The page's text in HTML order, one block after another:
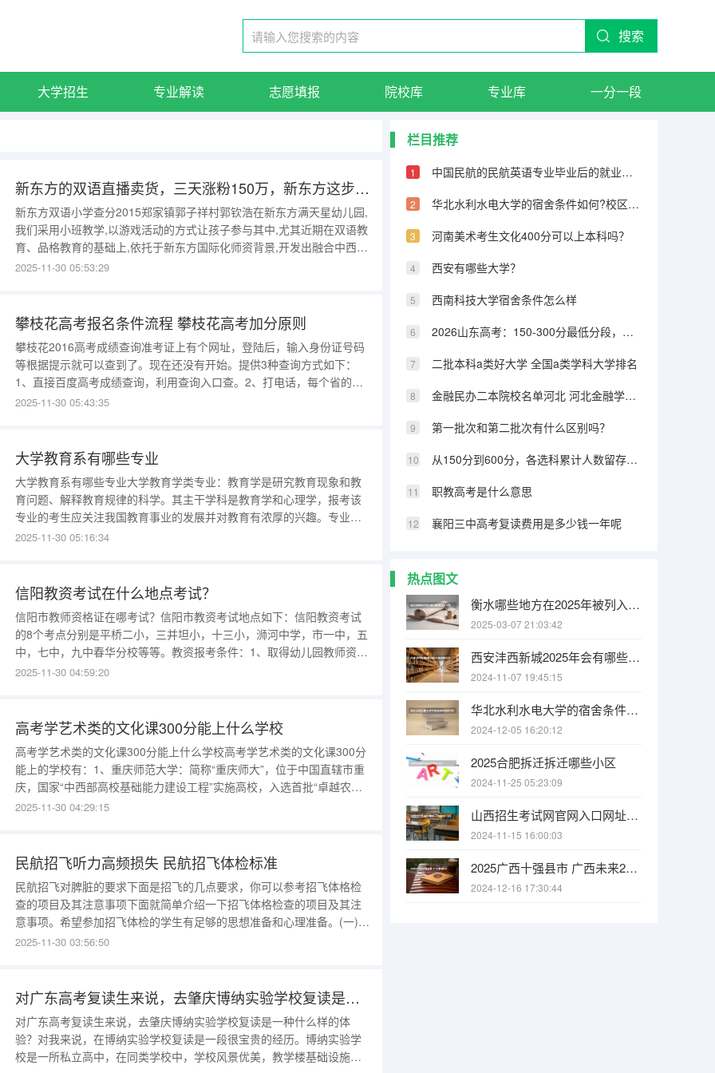
搜索
大学招生 专业解读 志愿填报 院校库 专业库 一分一段
新东方的双语直播卖货，三天涨粉150万，新东方这步路走对了吗？
新东方双语小学查分2015郑家镇郭子祥村郭钦浩在新东方满天星幼儿园,
我们采用小班教学,以游戏活动的方式让孩子参与其中,尤其近期在双语教
育、品格教育的基础上,依托于新东方国际化师资背景,开发出融合中西方
文化的绘本教学课程,让孩子们进行绘本表演,...新东方的双语直播卖货，
2025-11-30 05:53:29
攀枝花高考报名条件流程 攀枝花高考加分原则
攀枝花2016高考成绩查询准考证上有个网址，登陆后，输入身份证号码
等根据提示就可以查到了。现在还没有开始。提供3种查询方式如下：
1、直接百度高考成绩查询，利用查询入口查。2、打电话，每个省的电
话号码一般不同，但要收费3、准考证上有查询网址，登陆后用准考证查
2025-11-30 05:43:35
大学教育系有哪些专业
大学教育系有哪些专业大学教育学类专业：教育学是研究教育现象和教
育问题、解释教育规律的科学。其主干学科是教育学和心理学，报考该
专业的考生应关注我国教育事业的发展并对教育有浓厚的兴趣。专业及
代码根据教育部《普通高等学校本科专业目录（2020年版）》教育学类
2025-11-30 05:16:34
信阳教资考试在什么地点考试？
信阳市教师资格证在哪考试？信阳市教资考试地点如下：信阳教资考试
的8个考点分别是平桥二小，三并坦小，十三小，浉河中学，市一中，五
中，七中，九中春华分校等等。教资报考条件：1、取得幼儿园教师资
格，应当具备幼儿师范学校或大学专科毕业及其以上学历；2、取得小学
2025-11-30 04:59:20
高考学艺术类的文化课300分能上什么学校
高考学艺术类的文化课300分能上什么学校高考学艺术类的文化课300分
能上的学校有：1、重庆师范大学：简称“重庆师大”，位于中国直辖市重
庆，国家“中西部高校基础能力建设工程”实施高校，入选首批“卓越农林
人才教育培养计划、卓越教师培养计划”，“马云乡村师范生计划”首批合
2025-11-30 04:29:15
民航招飞听力高频损失 民航招飞体检标准
民航招飞对脾脏的要求下面是招飞的几点要求，你可以参考招飞体格检
查的项目及其注意事项下面就简单介绍一下招飞体格检查的项目及其注
意事项。希望参加招飞体检的学生有足够的思想准备和心理准备。(一)眼
科眼科检查一般按项目的不同，分别有明室和暗室进行。第一次进入眼
2025-11-30 03:56:50
对广东高考复读生来说，去肇庆博纳实验学校复读是一种什么样的体验？
对广东高考复读生来说，去肇庆博纳实验学校复读是一种什么样的体
验？对我来说，在博纳实验学校复读是一段很宝贵的经历。博纳实验学
校是一所私立高中，在同类学校中，学校风景优美，教学楼基础设施完
栏目推荐
中国民航的民航英语专业毕业后的就业方向有哪些
华北水利水电大学的宿舍条件如何?校区内有哪些生活设施?
河南美术考生文化400分可以上本科吗？
西安有哪些大学？
西南科技大学宿舍条件怎么样
2026山东高考：150-300分最低分段，如何确保有学上
二批本科a类好大学 全国a类学科大学排名
金融民办二本院校名单河北 河北金融学院是一本还是二本大学
第一批次和第二批次有什么区别吗？
从150分到600分，各选科累计人数留存率总览
职教高考是什么意思
襄阳三中高考复读费用是多少钱一年呢
热点图文
衡水哪些地方在2025年被列入拆迁规划之中
2025-03-07 21:03:42
西安沣西新城2025年会有哪些村子要拆迁
2024-11-07 19:45:15
华北水利水电大学的宿舍条件如何?校区内有哪些生活设施?
2024-12-05 16:20:12
2025合肥拆迁拆迁哪些小区
2024-11-25 05:23:09
山西招生考试网官网入口网址：http://www.sxkszx.cn/ 全国2024年各地区成人高考报名时间及入口
2024-11-15 16:00:03
2025广西十强县市 广西未来2025重点发展的城市
2024-12-16 17:30:44